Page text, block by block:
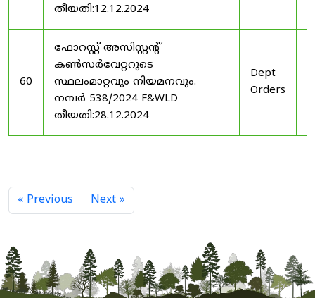
തീയതി:12.12.2024
60
ഫോറസ്റ്റ് അസിസ്റ്റൻ്റ്
കൺസർവേറ്ററുടെ
സ്ഥലംമാറ്റവും നിയമനവും.
നമ്പർ 538/2024 F&WLD
തീയതി:28.12.2024
Dept
Orders
« Previous Next »